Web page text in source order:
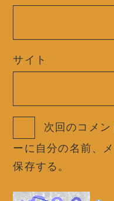
サイト
次回のコメ
ーに自分の名前、
保存する。